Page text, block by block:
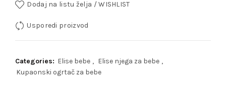
Dodaj na listu želja / WISHLIST
Usporedi proizvod
Categories: Elise bebe , Elise njega za bebe ,
Kupaonski ogrtač za bebe